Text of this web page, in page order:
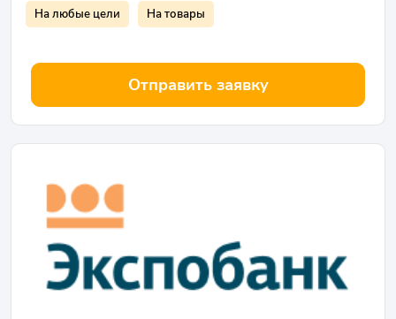
На любые цели На товары
Отправить заявку